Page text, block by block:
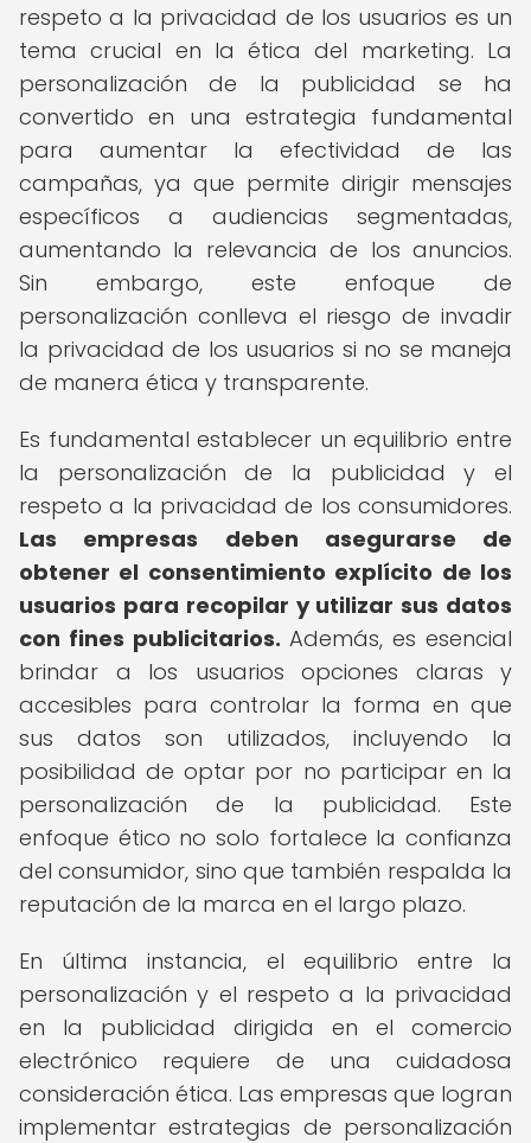
respeto a la privacidad de los usuarios es un
tema crucial en la ética del marketing. La
personalización de la publicidad se ha
convertido en una estrategia fundamental
para aumentar la efectividad de las
campañas, ya que permite dirigir mensajes
específicos a audiencias segmentadas,
aumentando la relevancia de los anuncios.
Sin embargo, este enfoque de
personalización conlleva el riesgo de invadir
la privacidad de los usuarios si no se maneja
de manera ética y transparente.
Es fundamental establecer un equilibrio entre
la personalización de la publicidad y el
respeto a la privacidad de los consumidores.
Las empresas deben asegurarse de
obtener el consentimiento explícito de los
usuarios para recopilar y utilizar sus datos
con fines publicitarios. Además, es esencial
brindar a los usuarios opciones claras y
accesibles para controlar la forma en que
sus datos son utilizados, incluyendo la
posibilidad de optar por no participar en la
personalización de la publicidad. Este
enfoque ético no solo fortalece la confianza
del consumidor, sino que también respalda la
reputación de la marca en el largo plazo.
En última instancia, el equilibrio entre la
personalización y el respeto a la privacidad
en la publicidad dirigida en el comercio
electrónico requiere de una cuidadosa
consideración ética. Las empresas que logran
implementar estrategias de personalización